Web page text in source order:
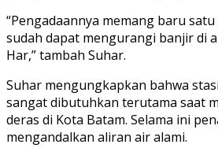
“Pengadaannya memang baru
sudah dapat mengurangi banjir di
Har,” tambah Suhar.
Suhar mengungkapkan bahwa
sangat dibutuhkan terutama saat
deras di Kota Batam. Selama ini
mengandalkan aliran air alami.